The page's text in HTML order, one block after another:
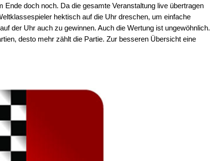
Ende doch noch. Da die gesamte Veranstaltung live übertragen
hektisch auf die Uhr dreschen, um einfache
der Uhr auch zu gewinnen. Auch die Wertung ist ungewöhnlich.
desto mehr zählt die Partie. Zur besseren Übersicht eine